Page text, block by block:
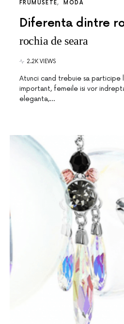
FRUMUSETE MODA
Diferenta dintre
rochia de seara
2.2K VIEWS
Atunci cand trebuie sa participe
important, femeile isi vor
eleganta,…